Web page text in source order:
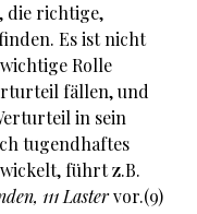
die richtige,
Es ist nicht
Rolle
fällen, und
in sein
tugendhaftes
führt z.B.
111 Lastervor.(9)